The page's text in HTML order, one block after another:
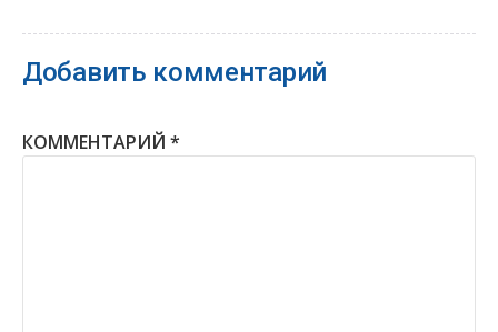
Добавить комментарий
КОММЕНТАРИЙ *